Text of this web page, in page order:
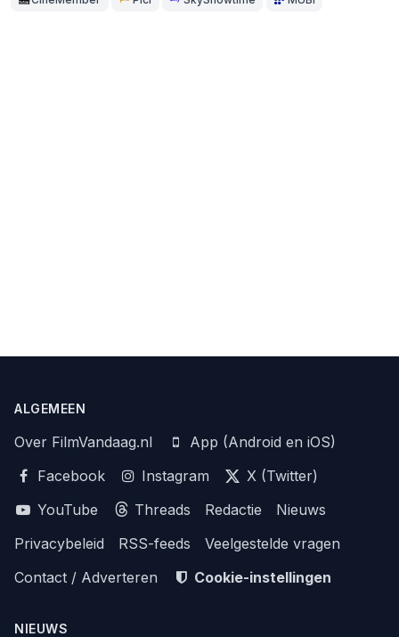
ALGEMEEN
Over FilmVandaag.nl
App (Android en iOS)
Facebook
Instagram
X (Twitter)
YouTube
Threads Redactie
Nieuws
Privacybeleid
RSS-feeds
Veelgestelde vragen
Contact / Adverteren
Cookie-instellingen
NIEUWS